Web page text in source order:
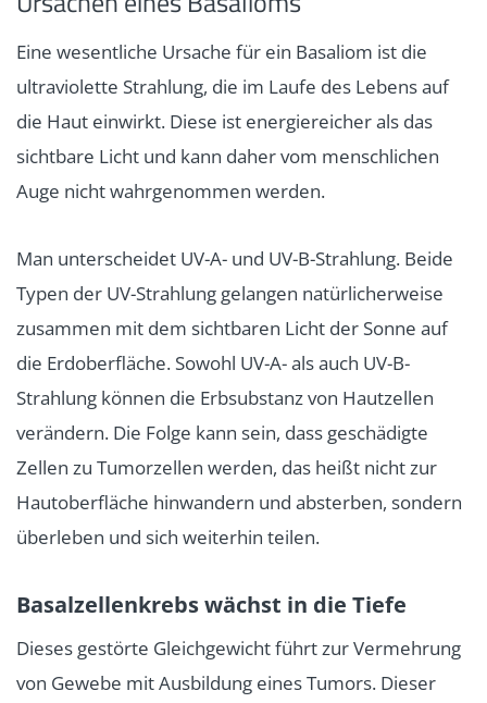
Eine wesentliche Ursache für ein Basaliom ist die
ultraviolette Strahlung, die im Laufe des Lebens auf
die Haut einwirkt. Diese ist energiereicher als das
sichtbare Licht und kann daher vom menschlichen
Auge nicht wahrgenommen werden.
Man unterscheidet UV-A- und UV-B-Strahlung. Beide
Typen der UV-Strahlung gelangen natürlicherweise
zusammen mit dem sichtbaren Licht der Sonne auf
die Erdoberfläche. Sowohl UV-A- als auch UV-B-
Strahlung können die Erbsubstanz von Hautzellen
verändern. Die Folge kann sein, dass geschädigte
Zellen zu Tumorzellen werden, das heißt nicht zur
Hautoberfläche hinwandern und absterben, sondern
überleben und sich weiterhin teilen.
Basalzellenkrebs wächst in die Tiefe
Dieses gestörte Gleichgewicht führt zur Vermehrung
von Gewebe mit Ausbildung eines Tumors. Dieser